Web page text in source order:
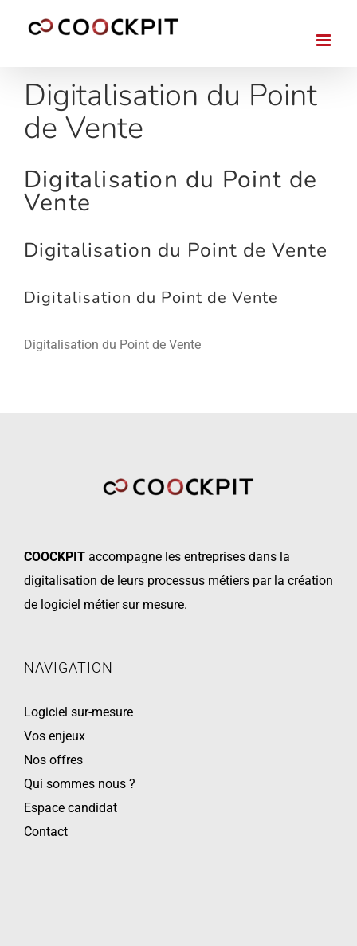
Digitalisation du Point
de Vente
Digitalisation du Point de
Vente
Digitalisation du Point de Vente
Digitalisation du Point de Vente
Digitalisation du Point de Vente
COOCKPIT accompagne les entreprises dans la
digitalisation de leurs processus métiers par la création
de logiciel métier sur mesure.
NAVIGATION
Logiciel sur-mesure
Vos enjeux
Nos offres
Qui sommes nous ?
Espace candidat
Contact